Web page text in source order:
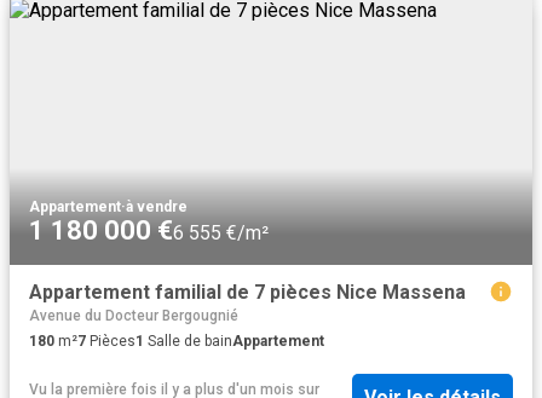
Appartement·à vendre
1 180 000 €6 555 €/m²
Appartement familial de 7 pièces Nice Massena
Avenue du Docteur Bergougnié
180 m²7 Pièces1 Salle de bainAppartement
Vu la première fois il y a plus d'un mois sur